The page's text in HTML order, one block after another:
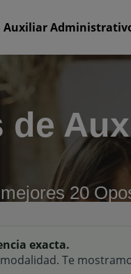
Auxiliar
de
20
exacta.
Te